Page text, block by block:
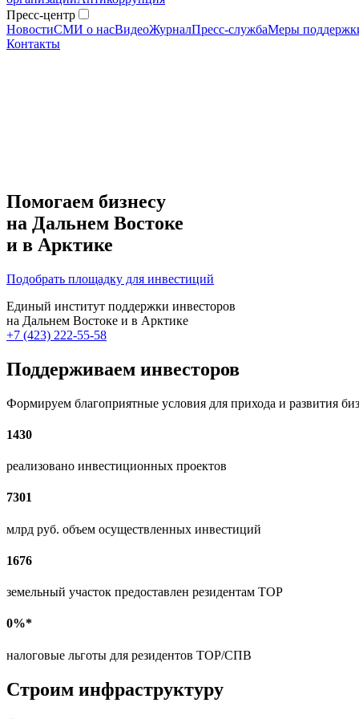
Пресс-центр
НовостиСМИ о насВидеоЖурналПресс-службаМеры
Контакты
Помогаем бизнесу
на Дальнем Востоке
и в Арктике
Подобрать площадку для инвестиций
Единый институт поддержки инвесторов
на Дальнем Востоке и в Арктике
+7 (423) 222-55-58
Поддерживаем инвесторов
Формируем благоприятные условия для прихода и развития
1430
реализовано инвестиционных проектов
7301
млрд руб. объем осуществленных инвестиций
1676
земельный участок предоставлен резидентам ТОР
0%*
налоговые льготы для резидентов ТОР/СПВ
Строим инфраструктуру